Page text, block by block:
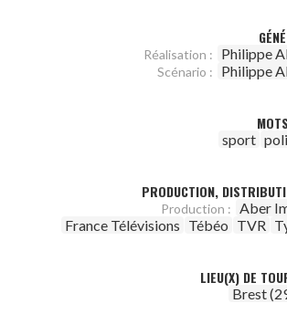
Réalisation : Philippe
Scénario : Philippe
sport
PRODUCTION,
Production : Aber
France Télévisions Tébéo TVR
LIEU(X) DE
Brest